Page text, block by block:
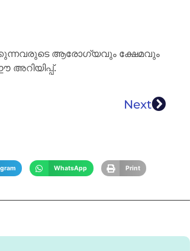
ആരോഗ്യവും ക്ഷേമവും
അറിയിപ്പ്.
Next
WhatsApp Print